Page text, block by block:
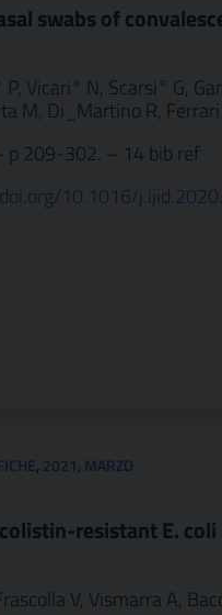
swabs of
Vicari° N, Scarsi° G,
M, Di_Martino R,
p 209-302. – 14 bib ref
10.1016/
, 2021, MARZO
resistant E.
V, Vismarra A,